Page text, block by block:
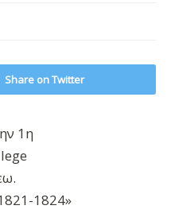
Share on Twitter
1η
1824»